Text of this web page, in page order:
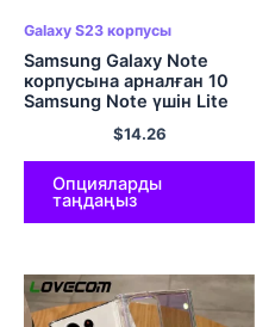
Galaxy S23 корпусы
Samsung Galaxy Note
корпусына арналған 10
Samsung Note үшін Lite
мұқабасы 10 Samsung
Note үшін Lite Coque
Бампер жұмсақ TPU
корпусы 10 Lite Fundas
$14.26
Опцияларды
таңдаңыз